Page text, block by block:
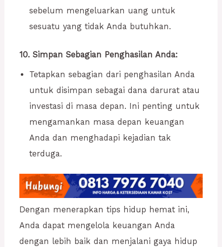
sebelum mengeluarkan uang untuk
sesuatu yang tidak Anda butuhkan.
10. Simpan Sebagian Penghasilan Anda:
Tetapkan sebagian dari penghasilan Anda
untuk disimpan sebagai dana darurat atau
investasi di masa depan. Ini penting untuk
mengamankan masa depan keuangan
Anda dan menghadapi kejadian tak
terduga.
Dengan menerapkan tips hidup hemat ini,
Anda dapat mengelola keuangan Anda
dengan lebih baik dan menjalani gaya hidup